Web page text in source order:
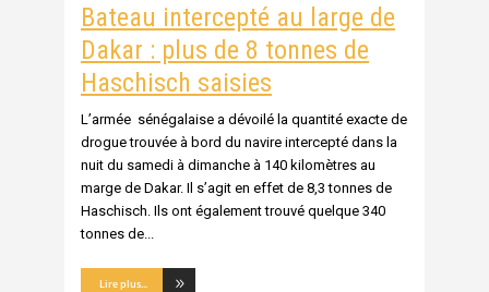
Bateau intercepté au large de
Dakar : plus de 8 tonnes de
Haschisch saisies
L’armée sénégalaise a dévoilé la quantité exacte de
drogue trouvée à bord du navire intercepté dans la
nuit du samedi à dimanche à 140 kilomètres au
marge de Dakar. Il s’agit en effet de 8,3 tonnes de
Haschisch. Ils ont également trouvé quelque 340
tonnes de
Lire plus...